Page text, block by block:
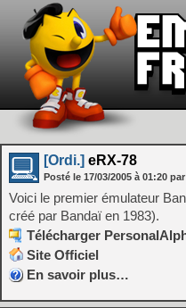
[Ordi.] eRX-78
Posté le 17/03/2005 à 01:20
Voici le premier émulateur
créé par Bandaï en 1983).
Télécharger
Site Officiel
En savoir plus…